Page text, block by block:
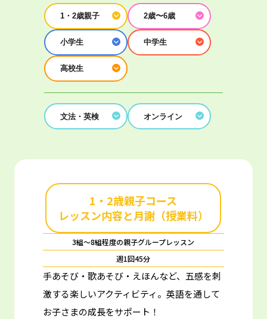
1・2歳親子 2歳〜6歳
小学生 中学生
高校生
文法・英検 オンライン
1・2歳親子コース
レッスン内容と月謝（授業料）
3組～8組程度の親子グループレッスン
週1回45分
手あそび・歌あそび・えほんなど、五感を刺
激する楽しいアクティビティ。 英語を通して
お子さまの成長をサポート！